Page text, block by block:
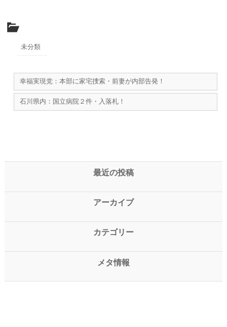
未分類
幸福実現党：本部に家宅捜索・前妻が内部告発！
石川県内：国立病院２件・入落札！
最近の投稿
アーカイブ
カテゴリー
メタ情報